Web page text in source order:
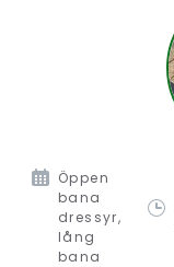
Öppen
bana
dressyr,
lång
bana